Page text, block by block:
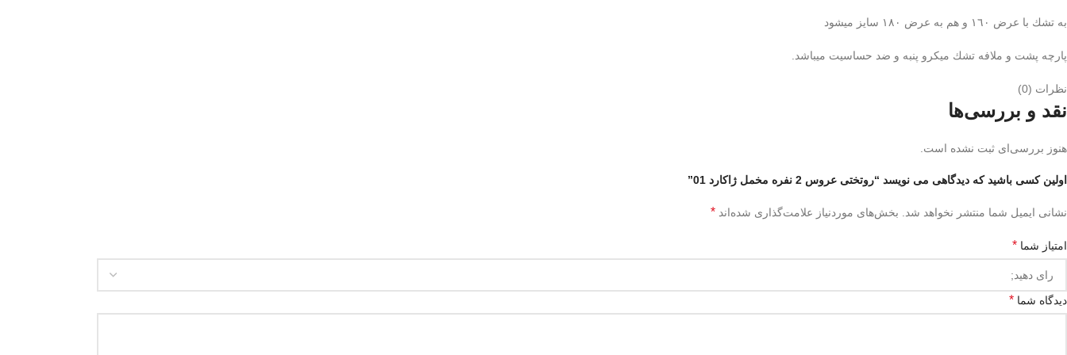
به تشك با عرض ١٦٠ و هم به عرض ١٨٠ سايز ميشود
پارچه پشت و ملافه تشك ميكرو پنبه و ضد حساسيت ميباشد.
نظرات (0)
نقد و بررسی‌ها
هنوز بررسی‌ای ثبت نشده است.
اولین کسی باشید که دیدگاهی می نویسد “روتختی عروس 2 نفره مخمل ژاکارد 01”
نشانی ایمیل شما منتشر نخواهد شد. بخش‌های موردنیاز علامت‌گذاری شده‌اند *
امتیاز شما *
دیدگاه شما *